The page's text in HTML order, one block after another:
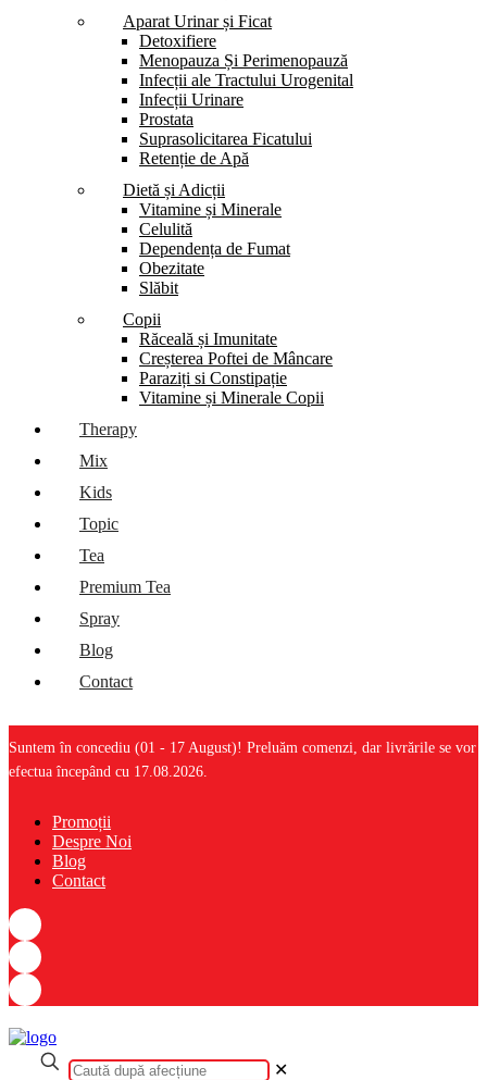
Aparat Urinar și Ficat
Detoxifiere
Menopauza Și Perimenopauză
Infecții ale Tractului Urogenital
Infecții Urinare
Prostata
Suprasolicitarea Ficatului
Retenție de Apă
Dietă și Adicții
Vitamine și Minerale
Celulită
Dependența de Fumat
Obezitate
Slăbit
Copii
Răceală și Imunitate
Creșterea Poftei de Mâncare
Paraziți si Constipație
Vitamine și Minerale Copii
Therapy
Mix
Kids
Topic
Tea
Premium Tea
Spray
Blog
Contact
Suntem în concediu (01 - 17 August)! Preluăm comenzi, dar livrările se vor
efectua începând cu 17.08.2026.
Promoții
Despre Noi
Blog
Contact
✕